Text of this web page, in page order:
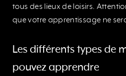
tous des lieux de loisirs.
que votre apprentissage ne
Les différents types de
pouvez apprendre